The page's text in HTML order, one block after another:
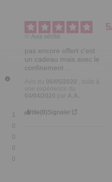
1
0
0
0
0
5
Avis vérifié
pas encore offert c'est
un cadeau mais avec le
confinement ...
06/05/2020
A.A.
Utile(0)Signaler